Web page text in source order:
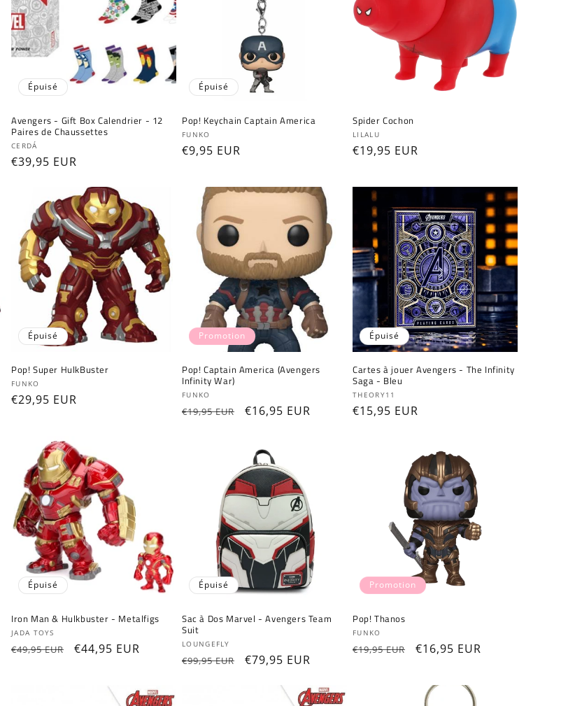
Épuisé
Avengers - Gift Box Calendrier - 12
Paires de Chaussettes
Fournisseur :
CERDÁ
Prix
€39,95 EUR
Épuisé
Pop! Keychain Captain America
Fournisseur :
FUNKO
Prix
€9,95 EUR
Spider Cochon
Fournisseur :
LILALU
Prix
€19,95 EUR
Épuisé
Pop! Super HulkBuster
Fournisseur :
FUNKO
Prix
€29,95 EUR
Promotion
Pop! Captain America (Avengers
Infinity War)
Fournisseur :
FUNKO
Prix
€19,95 EUR
Prix
€16,95 EUR
Épuisé
Cartes à jouer Avengers - The Infinity
Saga - Bleu
Fournisseur :
THEORY11
Prix
€15,95 EUR
Épuisé
Iron Man & Hulkbuster - Metalfigs
Fournisseur :
JADA TOYS
Prix
€49,95 EUR
Prix
€44,95 EUR
Épuisé
Sac à Dos Marvel - Avengers Team
Suit
Fournisseur :
LOUNGEFLY
Prix
€99,95 EUR
Prix
€79,95 EUR
Promotion
Pop! Thanos
Fournisseur :
FUNKO
Prix
€19,95 EUR
Prix
€16,95 EUR